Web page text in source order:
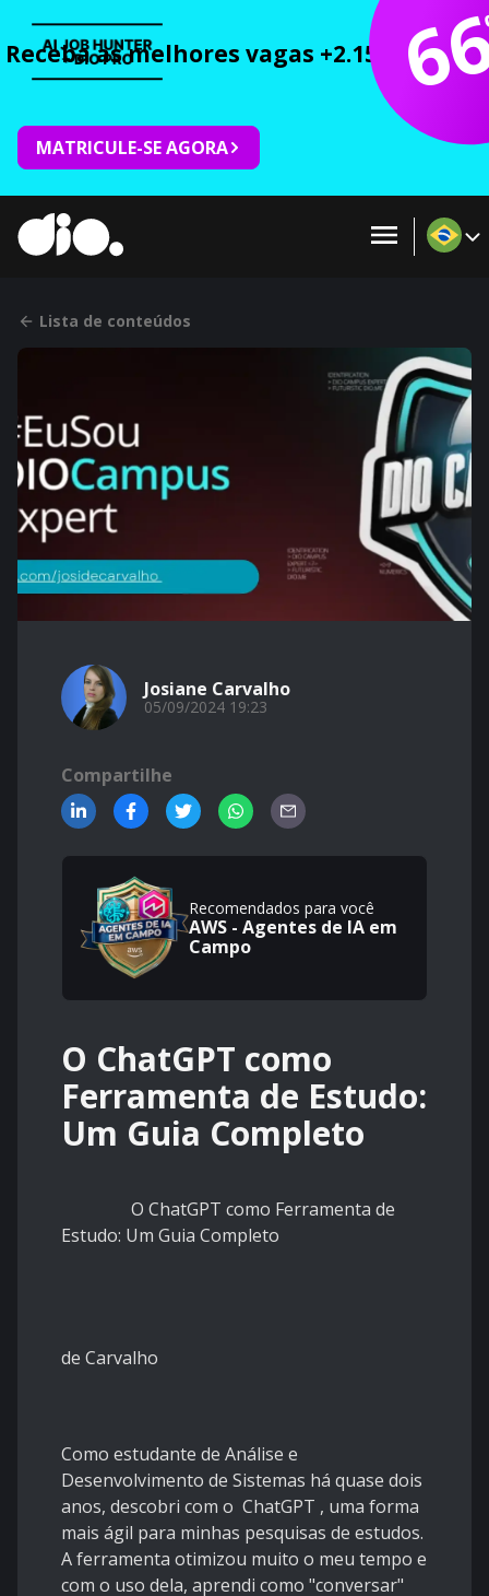
Receba as melhores vagas +2.150 cursos
MATRICULE-SE AGORA
Lista de conteúdos
Josiane Carvalho
05/09/2024 19:23
Compartilhe
Recomendados para você
AWS - Agentes de IA em
Campo
O ChatGPT como
Ferramenta de Estudo:
Um Guia Completo
O ChatGPT como Ferramenta de
Estudo: Um Guia Completo
de Carvalho
Como estudante de Análise e
Desenvolvimento de Sistemas há quase dois
anos, descobri com o ChatGPT , uma forma
mais ágil para minhas pesquisas de estudos.
A ferramenta otimizou muito o meu tempo e
com o uso dela, aprendi como "conversar"